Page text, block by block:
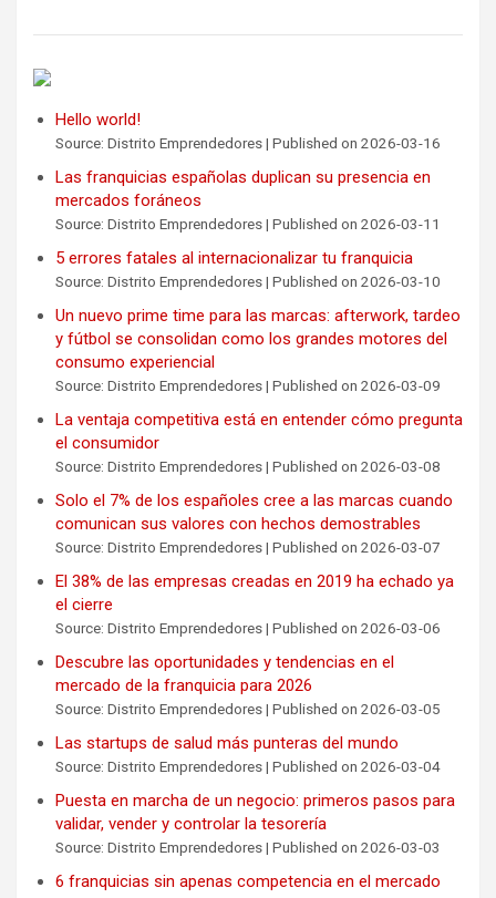
Hello world!
Source: Distrito Emprendedores Published on 2026-03-16
Las franquicias españolas duplican su presencia en
mercados foráneos
Source: Distrito Emprendedores Published on 2026-03-11
5 errores fatales al internacionalizar tu franquicia
Source: Distrito Emprendedores Published on 2026-03-10
Un nuevo prime time para las marcas: afterwork, tardeo
y fútbol se consolidan como los grandes motores del
consumo experiencial
Source: Distrito Emprendedores Published on 2026-03-09
La ventaja competitiva está en entender cómo pregunta
el consumidor
Source: Distrito Emprendedores Published on 2026-03-08
Solo el 7% de los españoles cree a las marcas cuando
comunican sus valores con hechos demostrables
Source: Distrito Emprendedores Published on 2026-03-07
El 38% de las empresas creadas en 2019 ha echado ya
el cierre
Source: Distrito Emprendedores Published on 2026-03-06
Descubre las oportunidades y tendencias en el
mercado de la franquicia para 2026
Source: Distrito Emprendedores Published on 2026-03-05
Las startups de salud más punteras del mundo
Source: Distrito Emprendedores Published on 2026-03-04
Puesta en marcha de un negocio: primeros pasos para
validar, vender y controlar la tesorería
Source: Distrito Emprendedores Published on 2026-03-03
6 franquicias sin apenas competencia en el mercado